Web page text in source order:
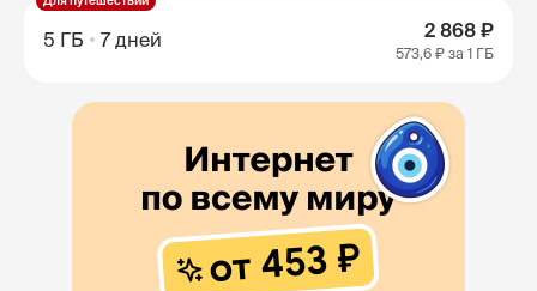
5 ГБ 7 дней 2 868 ₽
573,6 ₽ за 1 ГБ